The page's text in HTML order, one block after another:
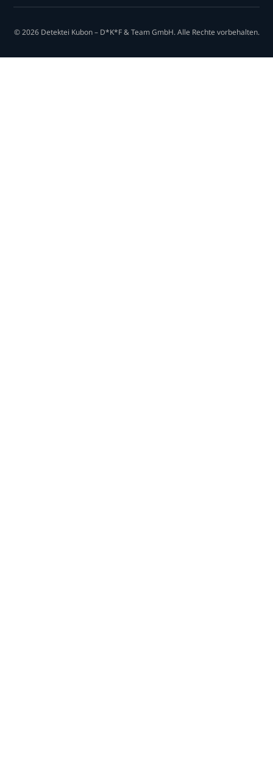
© 2026 Detektei Kubon – D*K*F & Team GmbH. Alle Rechte vorbehalten.